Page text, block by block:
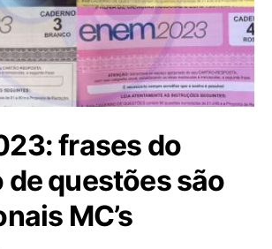
frases do
de questões são
MC’s